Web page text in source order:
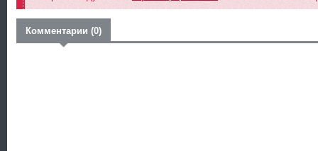
Комментарии (0)